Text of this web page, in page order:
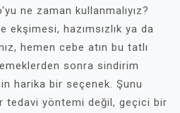
ne zaman kullanmalıyız?
ekşimesi, hazımsızlık ya da
hemen cebe atın bu tatlı
sonra sindirim
harika bir seçenek. Şunu
tedavi yöntemi değil, geçici bir